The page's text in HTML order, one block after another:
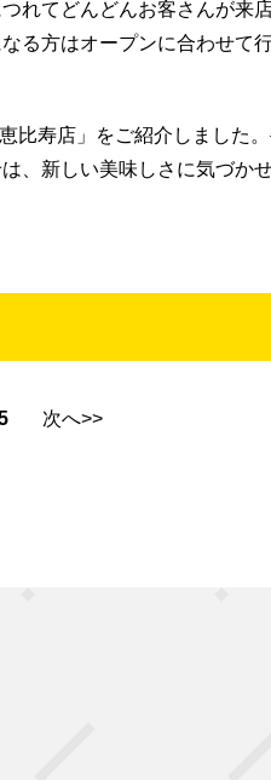
れてどんどんお客さんが来
る方はオープンに合わせて
比寿店」をご紹介しました
、新しい美味しさに気づか
次へ>>